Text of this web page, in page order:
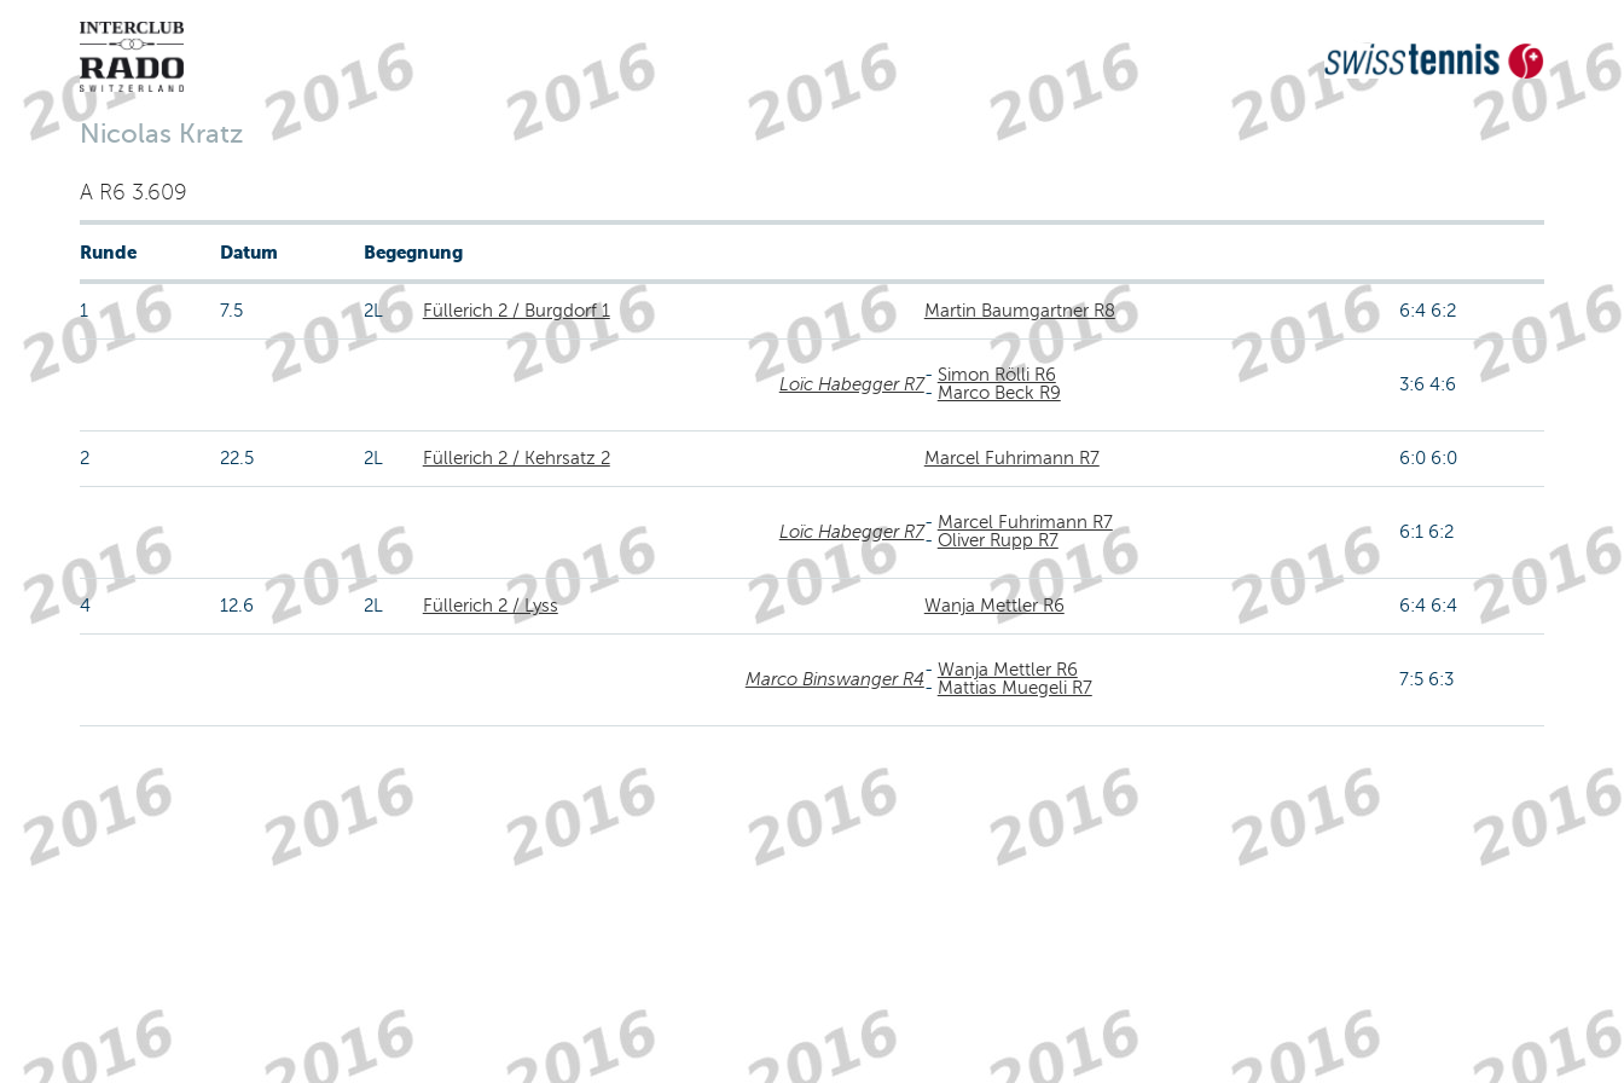
Nicolas Kratz
A R6 3.609
Runde Datum Begegnung
1 7.5 2L Füllerich 2 / Burgdorf 1 Martin Baumgartner R8 6:4 6:2
Loïc Habegger R7- Simon Rölli R6
- Marco Beck R9 3:6 4:6
2 22.5 2L Füllerich 2 / Kehrsatz 2 Marcel Fuhrimann R7 6:0 6:0
Loïc Habegger R7- Marcel Fuhrimann R7
- Oliver Rupp R7 6:1 6:2
4 12.6 2L Füllerich 2 / Lyss Wanja Mettler R6 6:4 6:4
Marco Binswanger R4- Wanja Mettler R6
- Mattias Muegeli R7 7:5 6:3